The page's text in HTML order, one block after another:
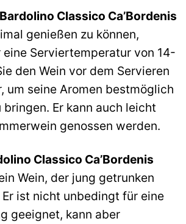
Classico Ca’Bordenis
genießen zu können,
Serviertemperatur von 14-
den Wein vor dem Servieren
um seine Aromen bestmöglich
bringen. Er kann auch leicht
genossen werden.
Classico Ca’Bordenis
Wein, der jung getrunken
ist nicht unbedingt für eine
geeignet, kann aber